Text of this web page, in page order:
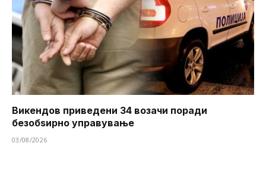
Викендов приведени 34 возачи поради
безобѕирно управување
03/08/2026